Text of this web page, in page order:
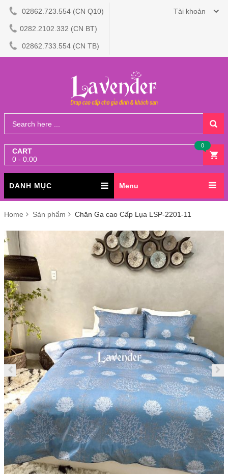
02862.723.554 (CN Q10)
0282.2102.332 (CN BT)
02862.733.554 (CN TB)
Tài khoản
CART
0 - 0.00
0
DANH MỤC Menu
Home Sản phẩm Chăn Ga cao Cấp Lụa LSP-2201-11